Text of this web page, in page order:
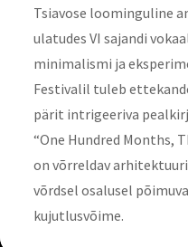
Tsiavose loominguline
ulatudes VI sajandi
minimalismi ja
Festivalil tuleb
pärit intrigeeriva
“One Hundred Months,
on võrreldav
võrdsel osalusel
kujutlusvõime.